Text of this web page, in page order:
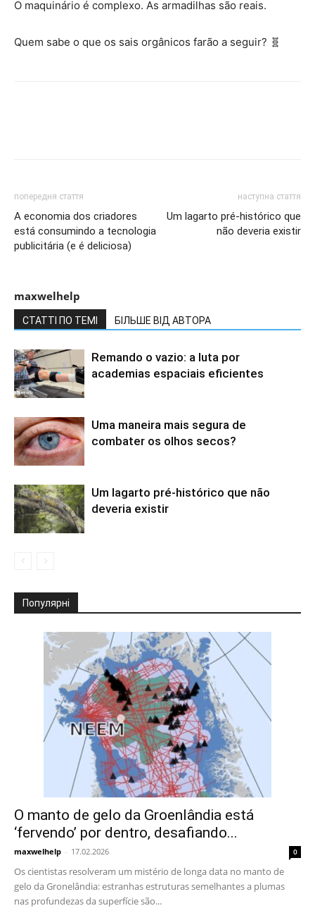
O maquinário é complexo. As armadilhas são reais.
Quem sabe o que os sais orgânicos farão a seguir? 🧬
попередня стаття
A economia dos criadores
está consumindo a tecnologia
publicitária (e é deliciosa)
наступна стаття
Um lagarto pré-histórico que
não deveria existir
maxwelhelp
СТАТТІ ПО ТЕМІ БІЛЬШЕ ВІД АВТОРА
Remando o vazio: a luta por
academias espaciais eficientes
Uma maneira mais segura de
combater os olhos secos?
Um lagarto pré-histórico que não
deveria existir
Популярні
O manto de gelo da Groenlândia está
‘fervendo’ por dentro, desafiando...
maxwelhelp - 17.02.2026 0
Os cientistas resolveram um mistério de longa data no manto de
gelo da Gronelândia: estranhas estruturas semelhantes a plumas
nas profundezas da superfície são...